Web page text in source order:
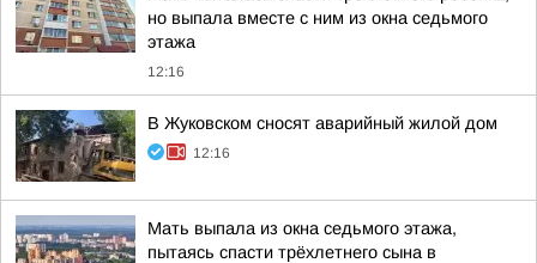
но выпала вместе с ним из окна седьмого
этажа
12:16
В Жуковском сносят аварийный жилой дом
12:16
Мать выпала из окна седьмого этажа,
пытаясь спасти трёхлетнего сына в